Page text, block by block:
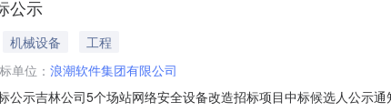
公示
机械设备
工程
单位： 浪潮软件集团有限公司
公示吉林公司5个场站网络安全设备改造招标项目中标候选人公示